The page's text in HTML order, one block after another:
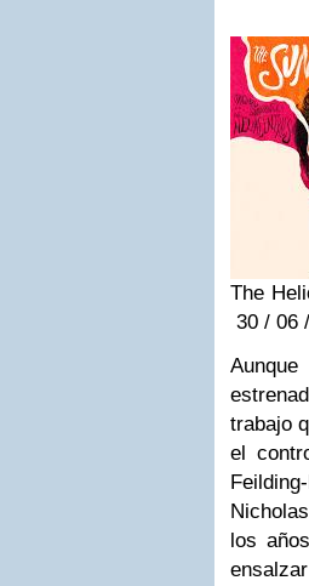
The
30 / 06
trabajo
el
los